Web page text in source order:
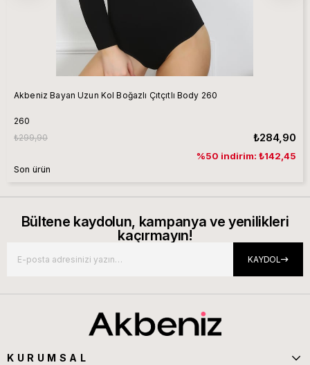
Akbeniz Bayan Uzun Kol Boğazlı Çıtçıtlı Body 260
260
₺284,90
₺299,90
%50 indirim: ₺142,45
Son ürün
Bültene kaydolun, kampanya ve yenilikleri
kaçırmayın!
KAYDOL
KURUMSAL